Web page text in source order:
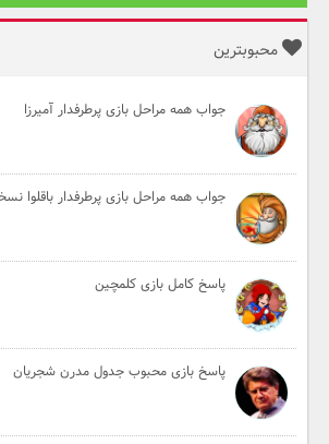
محبوبترین
جواب همه مراحل بازی پرطرفدار آمیرزا
جواب همه مراحل بازی پرطرفدار باقلوا
پاسخ کامل بازی کلمچین
پاسخ بازی محبوب جدول مدرن شجریان